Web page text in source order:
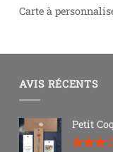
Carte à
AVIS RÉCENTS
Petit